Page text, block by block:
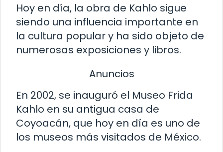
Hoy en día, la obra de Kahlo sigue
siendo una influencia importante en
la cultura popular y ha sido objeto de
numerosas exposiciones y libros.
Anuncios
En 2002, se inauguró el Museo Frida
Kahlo en su antigua casa de
Coyoacán, que hoy en día es uno de
los museos más visitados de México.